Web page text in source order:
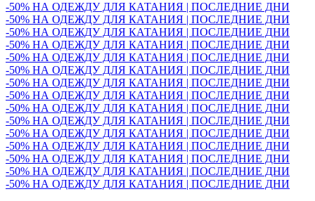
-50% НА ОДЕЖДУ ДЛЯ КАТАНИЯ | ПОСЛЕДНИЕ ДНИ
-50% НА ОДЕЖДУ ДЛЯ КАТАНИЯ | ПОСЛЕДНИЕ ДНИ
-50% НА ОДЕЖДУ ДЛЯ КАТАНИЯ | ПОСЛЕДНИЕ ДНИ
-50% НА ОДЕЖДУ ДЛЯ КАТАНИЯ | ПОСЛЕДНИЕ ДНИ
-50% НА ОДЕЖДУ ДЛЯ КАТАНИЯ | ПОСЛЕДНИЕ ДНИ
-50% НА ОДЕЖДУ ДЛЯ КАТАНИЯ | ПОСЛЕДНИЕ ДНИ
-50% НА ОДЕЖДУ ДЛЯ КАТАНИЯ | ПОСЛЕДНИЕ ДНИ
-50% НА ОДЕЖДУ ДЛЯ КАТАНИЯ | ПОСЛЕДНИЕ ДНИ
-50% НА ОДЕЖДУ ДЛЯ КАТАНИЯ | ПОСЛЕДНИЕ ДНИ
-50% НА ОДЕЖДУ ДЛЯ КАТАНИЯ | ПОСЛЕДНИЕ ДНИ
-50% НА ОДЕЖДУ ДЛЯ КАТАНИЯ | ПОСЛЕДНИЕ ДНИ
-50% НА ОДЕЖДУ ДЛЯ КАТАНИЯ | ПОСЛЕДНИЕ ДНИ
-50% НА ОДЕЖДУ ДЛЯ КАТАНИЯ | ПОСЛЕДНИЕ ДНИ
-50% НА ОДЕЖДУ ДЛЯ КАТАНИЯ | ПОСЛЕДНИЕ ДНИ
-50% НА ОДЕЖДУ ДЛЯ КАТАНИЯ | ПОСЛЕДНИЕ ДНИ